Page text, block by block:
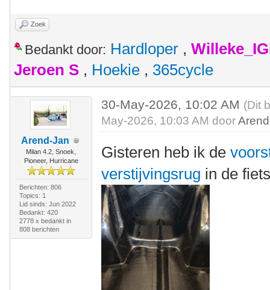
Zoek
Bedankt door: Hardloper ,
Jeroen S , Hoekie , 365cycle
Arend-Jan
Milan 4.2, Snoek,
Pioneer, Hurricane
Berichten: 806
Topics: 1
Lid sinds: Jun 2022
Bedankt: 420
2778 x bedankt in
808 berichten
30-May-2026, 10:02 AM (Dit
May-2026, 10:03 AM door
Gisteren heb ik de
verstijvingsrug in de